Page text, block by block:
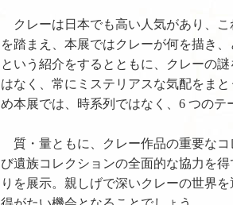
クレーは日本でも高い人気があり、
を踏まえ、本展ではクレーが何を描き
という紹介をするとともに、クレーの
はなく、常にミステリアスな気配をま
め本展では、時系列ではなく、6 つのテ
質・量ともに、クレー作品の重要なコ
び遺族コレクションの全面的な協力を
りを展示。親しげで深いクレーの世界